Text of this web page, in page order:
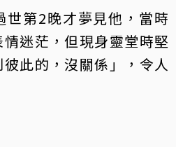
世第2晚才夢見他，當時
迷茫，但現身靈堂時堅
此的，沒關係」，令人